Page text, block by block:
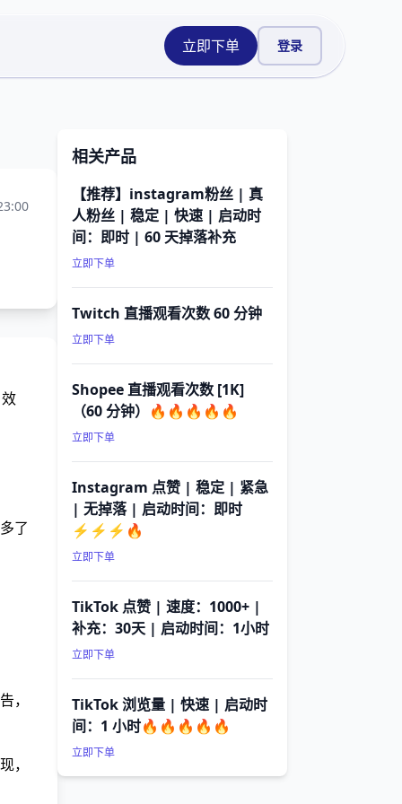
立即下单 登录
了
，
，
相关产品
【推荐】instagram粉丝 | 真
人粉丝 | 稳定 | 快速 | 启动时
间：即时 | 60 天掉落补充
立即下单
Twitch 直播观看次数 60 分钟
立即下单
Shopee 直播观看次数 [1K]
（60 分钟）🔥🔥🔥🔥🔥
立即下单
Instagram 点赞 | 稳定 | 紧急
| 无掉落 | 启动时间：即时
⚡⚡⚡🔥
立即下单
TikTok 点赞 | 速度：1000+ |
补充：30天 | 启动时间：1小时
立即下单
TikTok 浏览量 | 快速 | 启动时
间：1 小时🔥🔥🔥🔥🔥
立即下单